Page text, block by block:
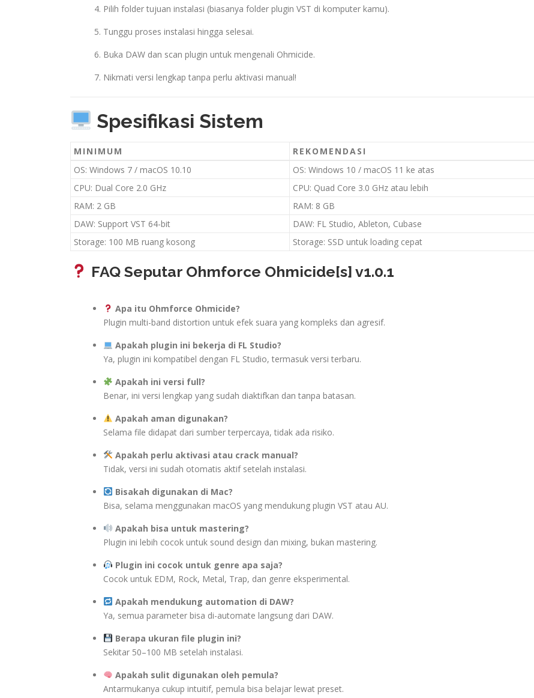
Pilih folder tujuan instalasi (biasanya folder plugin VST di komputer kamu).
Tunggu proses instalasi hingga selesai.
Buka DAW dan scan plugin untuk mengenali Ohmicide.
Nikmati versi lengkap tanpa perlu aktivasi manual!
Spesifikasi Sistem
MINIMUM
REKOMENDASI
OS: Windows 7 / macOS 10.10
OS: Windows 10 / macOS 11 ke atas
CPU: Dual Core 2.0 GHz
CPU: Quad Core 3.0 GHz atau lebih
RAM: 2 GB
RAM: 8 GB
DAW: Support VST 64-bit
DAW: FL Studio, Ableton, Cubase
Storage: 100 MB ruang kosong
Storage: SSD untuk loading cepat
FAQ Seputar Ohmforce Ohmicide[s] v1.0.1
Apa itu Ohmforce Ohmicide?
Plugin multi-band distortion untuk efek suara yang kompleks dan agresif.
Apakah plugin ini bekerja di FL Studio?
Ya, plugin ini kompatibel dengan FL Studio, termasuk versi terbaru.
Apakah ini versi full?
Benar, ini versi lengkap yang sudah diaktifkan dan tanpa batasan.
Apakah aman digunakan?
Selama file didapat dari sumber terpercaya, tidak ada risiko.
Apakah perlu aktivasi atau crack manual?
Tidak, versi ini sudah otomatis aktif setelah instalasi.
Bisakah digunakan di Mac?
Bisa, selama menggunakan macOS yang mendukung plugin VST atau AU.
Apakah bisa untuk mastering?
Plugin ini lebih cocok untuk sound design dan mixing, bukan mastering.
Plugin ini cocok untuk genre apa saja?
Cocok untuk EDM, Rock, Metal, Trap, dan genre eksperimental.
Apakah mendukung automation di DAW?
Ya, semua parameter bisa di-automate langsung dari DAW.
Berapa ukuran file plugin ini?
Sekitar 50–100 MB setelah instalasi.
Apakah sulit digunakan oleh pemula?
Antarmukanya cukup intuitif, pemula bisa belajar lewat preset.